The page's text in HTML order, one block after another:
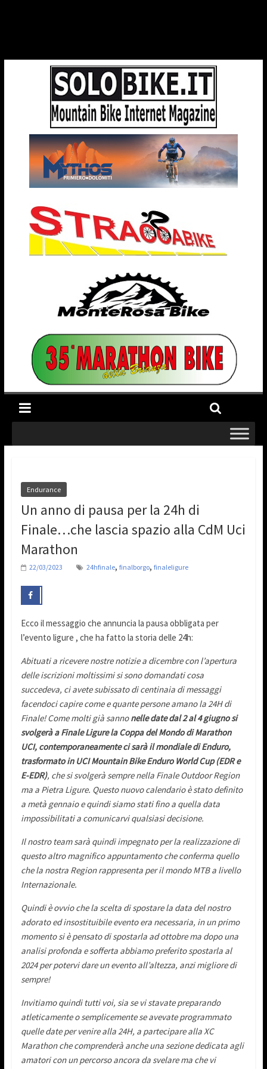
Endurance
Un anno di pausa per la 24h di
Finale…che lascia spazio alla CdM Uci
Marathon
22/03/2023 24hfinale, finalborgo, finaleligure
Ecco il messaggio che annuncia la pausa obbligata per
l’evento ligure , che ha fatto la storia delle 24h:
Abituati a ricevere nostre notizie a dicembre con l’apertura
delle iscrizioni moltissimi si sono domandati cosa
succedeva, ci avete subissato di centinaia di messaggi
facendoci capire come e quante persone amano la 24H di
Finale! Come molti già sannonelle date dal 2 al 4 giugno si
svolgerà a Finale Ligure la Coppa del Mondo di Marathon
UCI, contemporaneamente ci sarà il mondiale di Enduro,
trasformato in UCI Mountain Bike Enduro World Cup (EDR e
E-EDR), che si svolgerà sempre nella Finale Outdoor Region
ma a Pietra Ligure. Questo nuovo calendario è stato definito
a metà gennaio e quindi siamo stati fino a quella data
impossibilitati a comunicarvi qualsiasi decisione.
Il nostro team sarà quindi impegnato per la realizzazione di
questo altro magnifico appuntamento che conferma quello
che la nostra Region rappresenta per il mondo MTB a livello
Internazionale.
Quindi è ovvio che la scelta di spostare la data del nostro
adorato ed insostituibile evento era necessaria, in un primo
momento si è pensato di spostarla ad ottobre ma dopo una
analisi profonda e sofferta abbiamo preferito spostarla al
2024 per potervi dare un evento all’altezza, anzi migliore di
sempre!
Invitiamo quindi tutti voi, sia se vi stavate preparando
atleticamente o semplicemente se avevate programmato
quelle date per venire alla 24H, a partecipare alla XC
Marathon che comprenderà anche una sezione dedicata agli
amatori con un percorso ancora da svelare ma che vi